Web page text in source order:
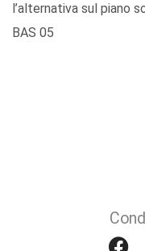
l’alternativa sul piano
BAS 05